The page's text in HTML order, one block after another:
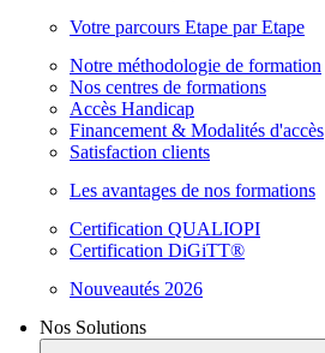
Votre parcours Etape par Etape
Notre méthodologie de formation
Nos centres de formations
Accès Handicap
Financement & Modalités d'accès
Satisfaction clients
Les avantages de nos formations
Certification QUALIOPI
Certification DiGiTT®
Nouveautés 2026
Nos Solutions